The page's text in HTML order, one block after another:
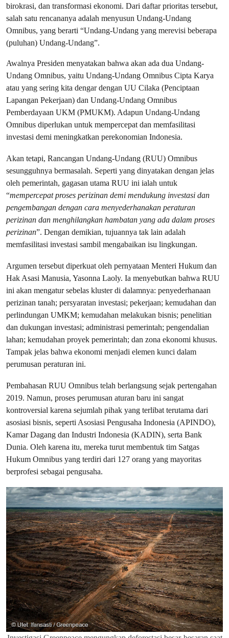
birokrasi, dan transformasi ekonomi. Dari daftar prioritas tersebut,
salah satu rencananya adalah menyusun Undang-Undang
Omnibus, yang berarti “Undang-Undang yang merevisi beberapa
(puluhan) Undang-Undang”.
Awalnya Presiden menyatakan bahwa akan ada dua Undang-
Undang Omnibus, yaitu Undang-Undang Omnibus Cipta Karya
atau yang sering kita dengar dengan UU Cilaka (Penciptaan
Lapangan Pekerjaan) dan Undang-Undang Omnibus
Pemberdayaan UKM (PMUKM). Adapun Undang-Undang
Omnibus diperlukan untuk mempercepat dan memfasilitasi
investasi demi meningkatkan perekonomian Indonesia.
Akan tetapi, Rancangan Undang-Undang (RUU) Omnibus
sesungguhnya bermasalah. Seperti yang dinyatakan dengan jelas
oleh pemerintah, gagasan utama RUU ini ialah untuk
“mempercepat proses perizinan demi mendukung investasi dan
pengembangan dengan cara menyederhanakan peraturan
perizinan dan menghilangkan hambatan yang ada dalam proses
perizinan”. Dengan demikian, tujuannya tak lain adalah
memfasilitasi investasi sambil mengabaikan isu lingkungan.
Argumen tersebut diperkuat oleh pernyataan Menteri Hukum dan
Hak Asasi Manusia, Yasonna Laoly. Ia menyebutkan bahwa RUU
ini akan mengatur sebelas kluster di dalamnya: penyederhanaan
perizinan tanah; persyaratan investasi; pekerjaan; kemudahan dan
perlindungan UMKM; kemudahan melakukan bisnis; penelitian
dan dukungan investasi; administrasi pemerintah; pengendalian
lahan; kemudahan proyek pemerintah; dan zona ekonomi khusus.
Tampak jelas bahwa ekonomi menjadi elemen kunci dalam
perumusan peraturan ini.
Pembahasan RUU Omnibus telah berlangsung sejak pertengahan
2019. Namun, proses perumusan aturan baru ini sangat
kontroversial karena sejumlah pihak yang terlibat terutama dari
asosiasi bisnis, seperti Asosiasi Pengusaha Indonesia (APINDO),
Kamar Dagang dan Industri Indonesia (KADIN), serta Bank
Dunia. Oleh karena itu, mereka turut membentuk tim Satgas
Hukum Omnibus yang terdiri dari 127 orang yang mayoritas
berprofesi sebagai pengusaha.